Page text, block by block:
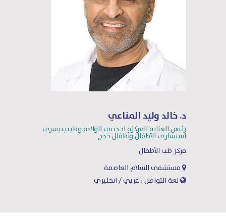
د. خالد وليد المناعي
رئيس العناية المركزة لحديثي الولادة وطبيب بشري
استشاري الأطفال وأطفال خدج
مركز طب الأطفال
مستشفى السلام العاصمة
لغة التواصل : عربي / انجليزي